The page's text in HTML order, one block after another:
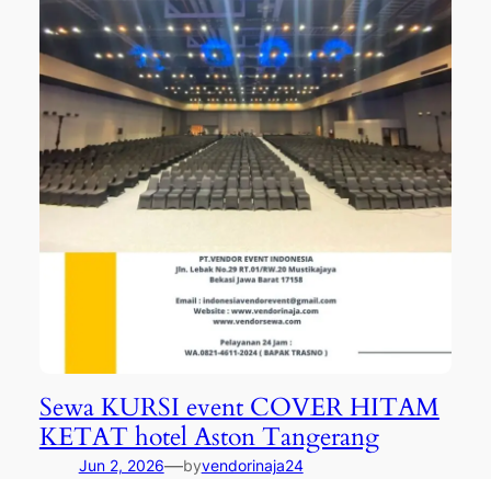
Sewa KURSI event COVER HITAM
KETAT hotel Aston Tangerang
Jun 2, 2026—byvendorinaja24